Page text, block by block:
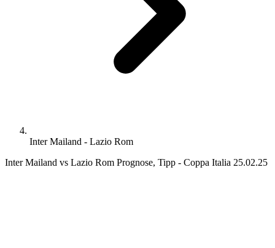
Inter Mailand - Lazio Rom
Inter Mailand vs Lazio Rom Prognose, Tipp - Coppa Italia 25.02.25